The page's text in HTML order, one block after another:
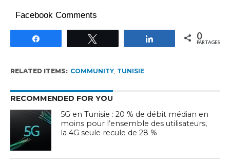
Facebook Comments
Partagez 0
PARTAGES
RELATED ITEMS: COMMUNITY, TUNISIE
RECOMMENDED FOR YOU
5G en Tunisie : 20 % de débit médian en
moins pour l’ensemble des utilisateurs,
la 4G seule recule de 28 %